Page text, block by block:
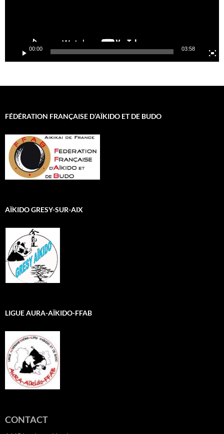
00:00 03:58
FÉDÉRATION FRANÇAISE D’AÏKIDO ET DE BUDO
AÏKIDO GRESY-SUR-AIX
LIGUE AURA-AÏKIDO-FFAB
CONTACT